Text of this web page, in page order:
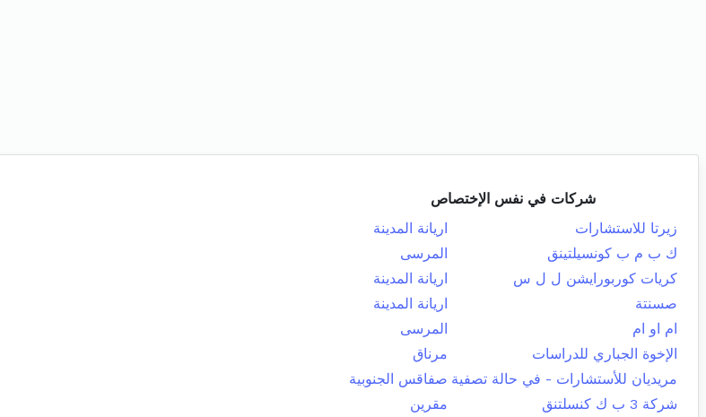
شركات في نفس الإختصاص
زيرتا للاستشارات
اريانة المدينة
ك ب م ب كونسيلتينق
المرسى
كريات كوربورايشن ل ل س
اريانة المدينة
صسنتة
اريانة المدينة
ام او ام
المرسى
الإخوة الجباري للدراسات
مرناق
مريديان للأستشارات - في حالة تصفية صفاقس الجنوبية
شركة 3 ب ك كنسلتنق
مقرين